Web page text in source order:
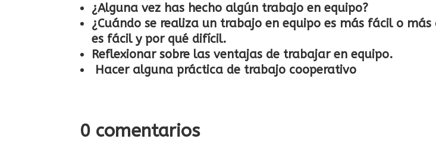
¿Alguna vez has hecho algún trabajo en equipo?
¿Cuándo se realiza un trabajo en equipo es más fácil o
es fácil y por qué difícil.
Reflexionar sobre las ventajas de trabajar en equipo.
Hacer alguna práctica de trabajo cooperativo
0 comentarios